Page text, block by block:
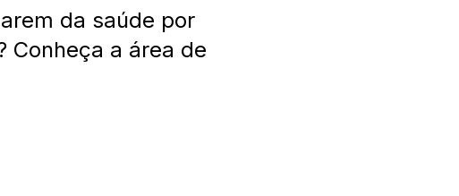
da saúde por
Conheça a área de